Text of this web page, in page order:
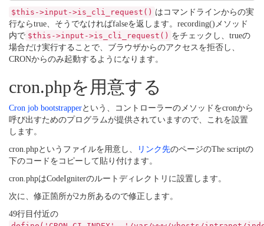
$this->input->is_cli_request() はコマンドラインからの実
行ならtrue、そうでなければfalseを返します。recording()メソッド
内で $this->input->is_cli_request() をチェックし、trueの
場合だけ実行することで、ブラウザからのアクセスを拒否し、
CRONからのみ起動するようになります。
cron.phpを用意する
Cron job bootstrapperという、コントローラーのメソッドをcronから
呼び出すためのプログラムが提供されていますので、これを設置
します。
cron.phpというファイルを用意し、
リンク先のページのThe scriptの
下のコードをコピーして貼り付けます。
cron.phpはCodeIgniterのルートディレクトリに設置します。
次に、修正箇所が2カ所あるので修正します。
49行目付近の